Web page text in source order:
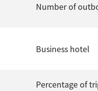
Number of
Business hotel
Percentage of